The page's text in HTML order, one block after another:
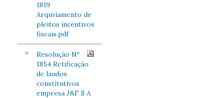
1819
Arquviamento de
pleitos incentivos
fiscais.pdf
Resolução Nº
1854 Retificação
de laudos
constitutivos
empresa J&F S A